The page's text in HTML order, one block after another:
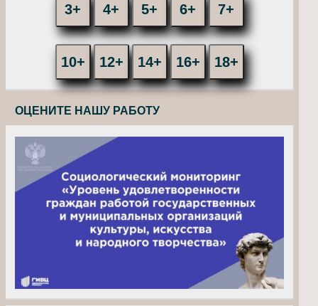
3+ 4+ 5+ 6+ 7+
10+ 12+ 14+ 16+ 18+
ОЦЕНИТЕ НАШУ РАБОТУ